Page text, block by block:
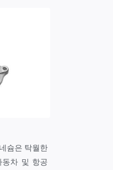
슘은 탁월한
동차 및 항공